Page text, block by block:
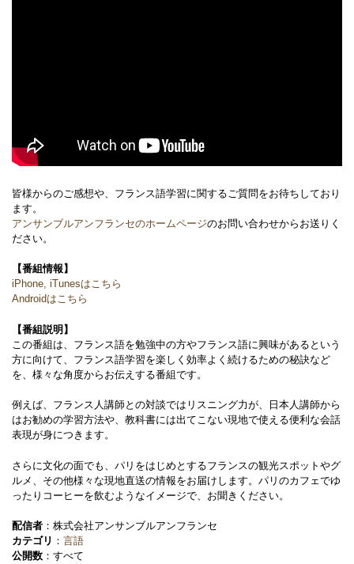
皆様からのご感想や、フランス語学習に関するご質問をお待ちしており
ます。
アンサンブルアンフランセのホームページのお問い合わせからお送りく
ださい。
【番組情報】
iPhone, iTunesはこちら
Androidはこちら
【番組説明】
この番組は、フランス語を勉強中の方やフランス語に興味があるという
方に向けて、フランス語学習を楽しく効率よく続けるための秘訣など
を、様々な角度からお伝えする番組です。
例えば、フランス人講師との対談ではリスニング力が、日本人講師から
はお勧めの学習方法や、教科書には出てこない現地で使える便利な会話
表現が身につきます。
さらに文化の面でも、パリをはじめとするフランスの観光スポットやグ
ルメ、その他様々な現地直送の情報をお届けします。パリのカフェでゆ
ったりコーヒーを飲むようなイメージで、お聞きください。
配信者 ：株式会社アンサンブルアンフランセ
カテゴリ ： 言語
公開数 ：すべて